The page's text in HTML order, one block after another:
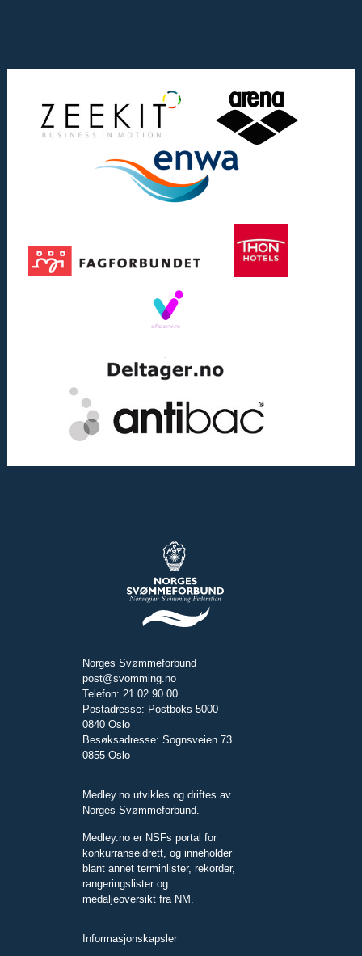
Norges Svømmeforbund
post@svomming.no
Telefon: 21 02 90 00
Postadresse: Postboks 5000
0840 Oslo
Besøksadresse: Sognsveien 73
0855 Oslo
Medley.no utvikles og driftes av
Norges Svømmeforbund.
Medley.no er NSFs portal for
konkurranseidrett, og inneholder
blant annet terminlister, rekorder,
rangeringslister og
medaljeoversikt fra NM.
Informasjonskapsler